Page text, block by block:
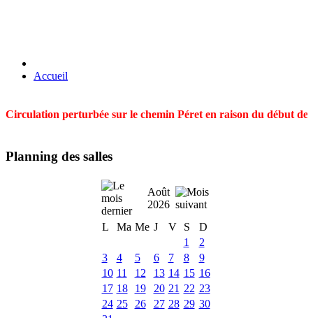
Accueil
Circulation perturbée sur le chemin Péret en raison du début
Planning des salles
Août
2026
L
Ma Me J V S
D
1
2
3
4 5 6 7 8
9
10 11 12 13 14 15 16
17 18 19 20 21 22 23
24 25 26 27 28 29 30